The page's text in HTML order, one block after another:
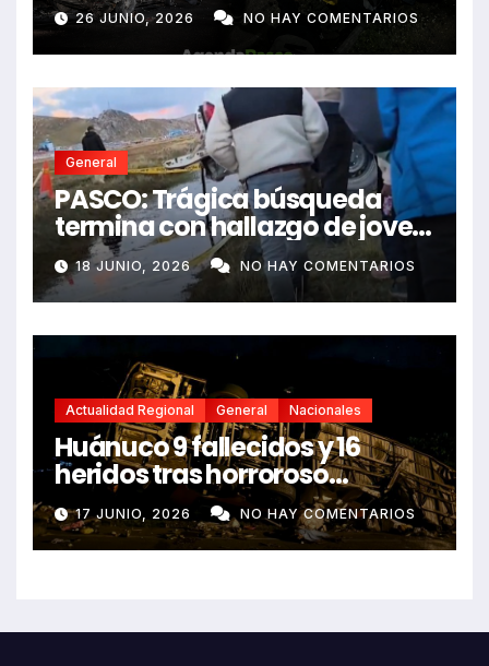
dejando dos fallecidos
26 JUNIO, 2026 NO HAY COMENTARIOS
General
PASCO: Trágica búsqueda
termina con hallazgo de joven
sin vida en Rancas
18 JUNIO, 2026 NO HAY COMENTARIOS
Actualidad Regional General Nacionales
Huánuco 9 fallecidos y 16
heridos tras horroroso
despiste de bus Real Chancas
que impactó contra vivienda
17 JUNIO, 2026 NO HAY COMENTARIOS